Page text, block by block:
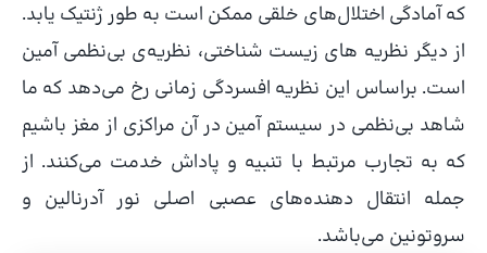
که آمادگی اختلال‌های خلقی ممکن است به طور ژنتیک یابد.
از دیگر نظریه های زیست شناختی، نظریه‌ی بی‌نظمی آمین
است. براساس این نظریه افسردگی زمانی رخ می‌دهد که ما
شاهد بی‌نظمی در سیستم آمین در آن مراکزی از مغز باشیم
که به تجارب مرتبط با تنبیه و پاداش خدمت می‌کنند. از
جمله انتقال دهنده‌های عصبی اصلی نور آدرنالین و
سروتونین می‌باشد.